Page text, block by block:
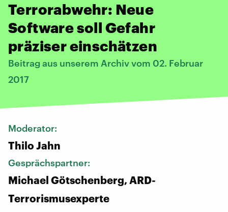
Terrorabwehr: Neue
Software soll Gefahr
präziser einschätzen
Beitrag aus unserem Archiv vom 02. Februar
2017
Moderator:
Thilo Jahn
Gesprächspartner:
Michael Götschenberg, ARD-
Terrorismusexperte